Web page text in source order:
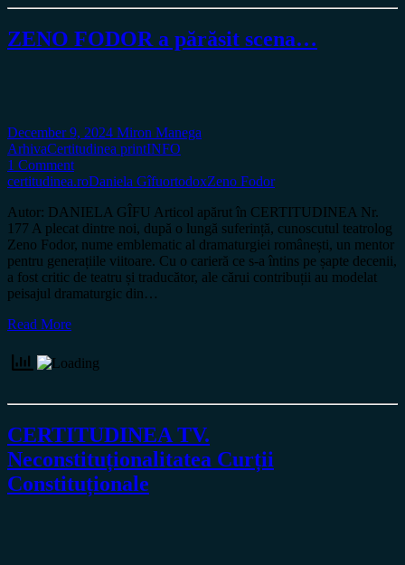
ZENO FODOR a părăsit scena…
December 9, 2024 Miron Manega
ArhivaCertitudinea printINFO
1 Comment
certitudinea.roDaniela GîfuortodoxZeno Fodor
Autor: DANIELA GÎFU Articol apărut în CERTITUDINEA Nr.
177 A plecat dintre noi, după o lungă suferință, cunoscutul teatrolog
Zeno Fodor, nume emblematic al dramaturgiei românești, un mentor
pentru generațiile viitoare. Cu o carieră ce s-a întins pe șapte decenii,
a fost critic de teatru și traducător, ale cărui contribuții au modelat
peisajul dramaturgic din…
Read More
CERTITUDINEA TV.
Neconstituționalitatea Curții
Constituționale